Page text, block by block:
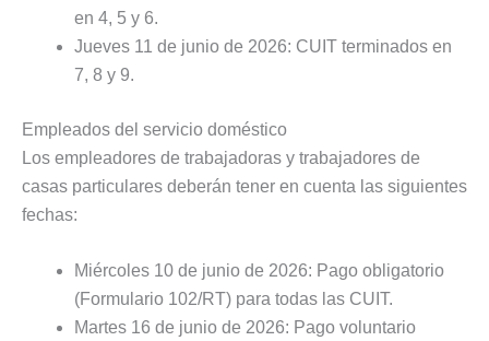
en 4, 5 y 6.
Jueves 11 de junio de 2026: CUIT terminados en
7, 8 y 9.
Empleados del servicio doméstico
Los empleadores de trabajadoras y trabajadores de
casas particulares deberán tener en cuenta las siguientes
fechas:
Miércoles 10 de junio de 2026: Pago obligatorio
(Formulario 102/RT) para todas las CUIT.
Martes 16 de junio de 2026: Pago voluntario